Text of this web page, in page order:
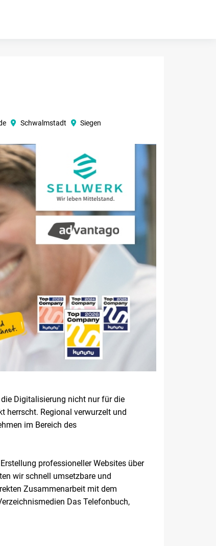
Schwalmstadt Siegen
Digitalisierung nicht nur für die
herrscht. Regional verwurzelt und
im Bereich des
professioneller Websites über
wir schnell umsetzbare und
Zusammenarbeit mit dem
Das Telefonbuch,